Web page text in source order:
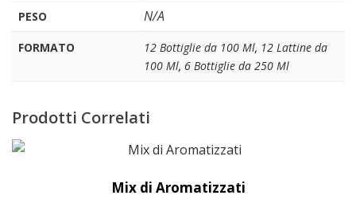
PESO N/A
FORMATO 12 Bottiglie da 100 Ml, 12 Lattine da
100 Ml, 6 Bottiglie da 250 Ml
Prodotti Correlati
Mix di Aromatizzati